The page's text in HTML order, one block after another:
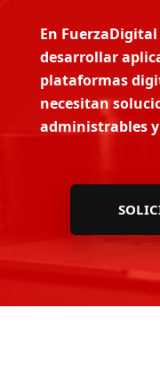
En
desarrollar
plataformas
necesitan
administrables